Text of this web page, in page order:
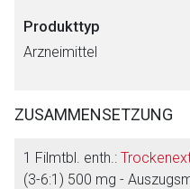
Produkttyp
Arzneimittel
ZUSAMMENSETZUNG
1 Filmtbl. enth.:
(3-6:1) 500 mg -